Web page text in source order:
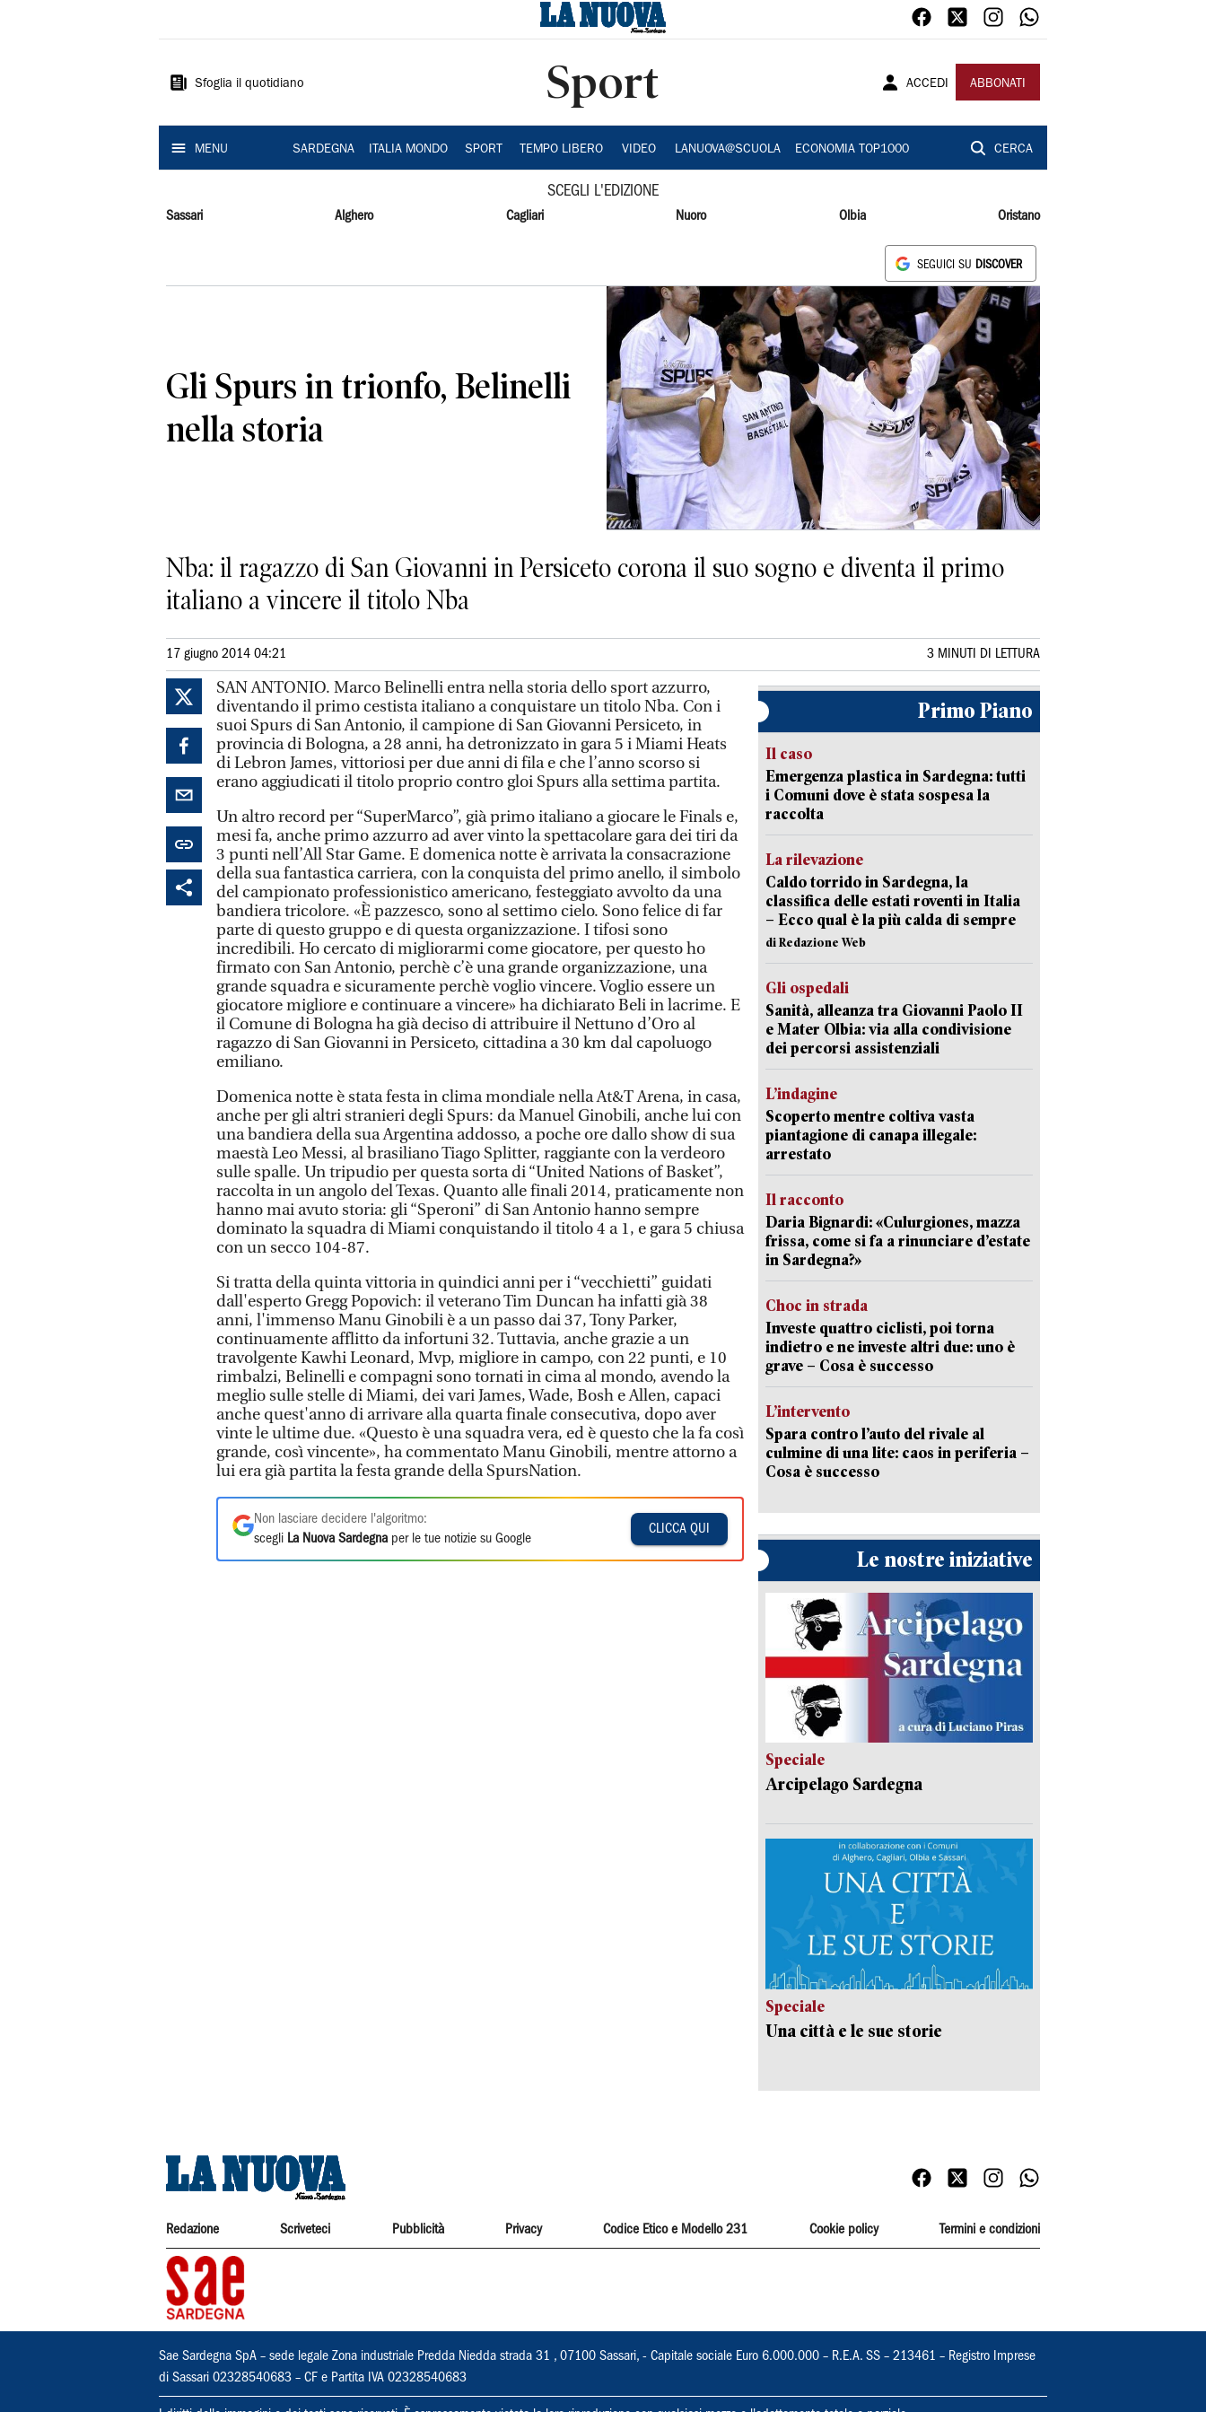
Sardegna
Sfoglia il quotidiano Sport ACCEDI ABBONATI
MENU SARDEGNA ITALIA MONDO SPORT TEMPO LIBERO VIDEO LANUOVA@SCUOLA ECONOMIA TOP1000 CERCA
SCEGLI L'EDIZIONE
Sassari Alghero Cagliari Nuoro Olbia Oristano
SEGUICI SU DISCOVER
Gli Spurs in trionfo, Belinelli
nella storia
Nba: il ragazzo di San Giovanni in Persiceto corona il suo sogno e diventa il primo
italiano a vincere il titolo Nba
17 giugno 2014 04:21 3 MINUTI DI LETTURA
SAN ANTONIO. Marco Belinelli entra nella storia dello sport azzurro,
diventando il primo cestista italiano a conquistare un titolo Nba. Con i
suoi Spurs di San Antonio, il campione di San Giovanni Persiceto, in
provincia di Bologna, a 28 anni, ha detronizzato in gara 5 i Miami Heats
di Lebron James, vittoriosi per due anni di fila e che l’anno scorso si
erano aggiudicati il titolo proprio contro gloi Spurs alla settima partita.
Un altro record per “SuperMarco”, già primo italiano a giocare le Finals e,
mesi fa, anche primo azzurro ad aver vinto la spettacolare gara dei tiri da
3 punti nell’All Star Game. E domenica notte è arrivata la consacrazione
della sua fantastica carriera, con la conquista del primo anello, il simbolo
del campionato professionistico americano, festeggiato avvolto da una
bandiera tricolore. «È pazzesco, sono al settimo cielo. Sono felice di far
parte di questo gruppo e di questa organizzazione. I tifosi sono
incredibili. Ho cercato di migliorarmi come giocatore, per questo ho
firmato con San Antonio, perchè c’è una grande organizzazione, una
grande squadra e sicuramente perchè voglio vincere. Voglio essere un
giocatore migliore e continuare a vincere» ha dichiarato Beli in lacrime. E
il Comune di Bologna ha già deciso di attribuire il Nettuno d’Oro al
ragazzo di San Giovanni in Persiceto, cittadina a 30 km dal capoluogo
emiliano.
Domenica notte è stata festa in clima mondiale nella At&T Arena, in casa,
anche per gli altri stranieri degli Spurs: da Manuel Ginobili, anche lui con
una bandiera della sua Argentina addosso, a poche ore dallo show di sua
maestà Leo Messi, al brasiliano Tiago Splitter, raggiante con la verdeoro
sulle spalle. Un tripudio per questa sorta di “United Nations of Basket”,
raccolta in un angolo del Texas. Quanto alle finali 2014, praticamente non
hanno mai avuto storia: gli “Speroni” di San Antonio hanno sempre
dominato la squadra di Miami conquistando il titolo 4 a 1, e gara 5 chiusa
con un secco 104-87.
Si tratta della quinta vittoria in quindici anni per i “vecchietti” guidati
dall'esperto Gregg Popovich: il veterano Tim Duncan ha infatti già 38
anni, l'immenso Manu Ginobili è a un passo dai 37, Tony Parker,
continuamente afflitto da infortuni 32. Tuttavia, anche grazie a un
travolgente Kawhi Leonard, Mvp, migliore in campo, con 22 punti, e 10
rimbalzi, Belinelli e compagni sono tornati in cima al mondo, avendo la
meglio sulle stelle di Miami, dei vari James, Wade, Bosh e Allen, capaci
anche quest'anno di arrivare alla quarta finale consecutiva, dopo aver
vinte le ultime due. «Questo è una squadra vera, ed è questo che la fa così
grande, così vincente», ha commentato Manu Ginobili, mentre attorno a
lui era già partita la festa grande della SpursNation.
Non lasciare decidere l'algoritmo:
scegli La Nuova Sardegna per le tue notizie su Google
CLICCA QUI
Primo Piano
Il caso
Emergenza plastica in Sardegna: tutti
i Comuni dove è stata sospesa la
raccolta
La rilevazione
Caldo torrido in Sardegna, la
classifica delle estati roventi in Italia
– Ecco qual è la più calda di sempre
di Redazione Web
Gli ospedali
Sanità, alleanza tra Giovanni Paolo II
e Mater Olbia: via alla condivisione
dei percorsi assistenziali
L’indagine
Scoperto mentre coltiva vasta
piantagione di canapa illegale:
arrestato
Il racconto
Daria Bignardi: «Culurgiones, mazza
frissa, come si fa a rinunciare d’estate
in Sardegna?»
Choc in strada
Investe quattro ciclisti, poi torna
indietro e ne investe altri due: uno è
grave – Cosa è successo
L’intervento
Spara contro l’auto del rivale al
culmine di una lite: caos in periferia –
Cosa è successo
Le nostre iniziative
Speciale
Arcipelago Sardegna
Speciale
Una città e le sue storie
Redazione Scriveteci Pubblicità Privacy Codice Etico e Modello 231 Cookie policy Termini e condizioni
Sae Sardegna SpA – sede legale Zona industriale Predda Niedda strada 31 , 07100 Sassari, - Capitale sociale Euro 6.000.000 – R.E.A. SS – 213461 – Registro Imprese
di Sassari 02328540683 – CF e Partita IVA 02328540683